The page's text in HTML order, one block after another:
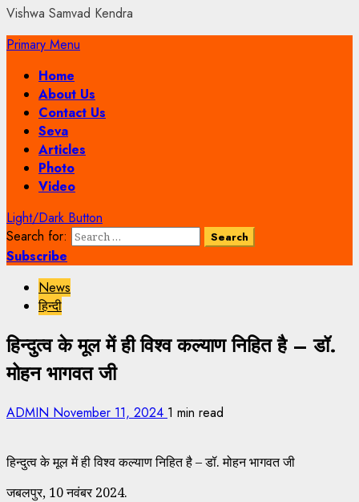
Vishwa Samvad Kendra
Primary Menu
Home
About Us
Contact Us
Seva
Articles
Photo
Video
Light/Dark Button
Search for:
Subscribe
News
हिन्दी
हिन्दुत्व के मूल में ही विश्व कल्याण निहित है – डॉ.
मोहन भागवत जी
ADMIN November 11, 2024 1 min read
हिन्दुत्व के मूल में ही विश्व कल्याण निहित है – डॉ. मोहन भागवत जी
जबलपुर, 10 नवंबर 2024.